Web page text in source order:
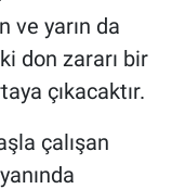
ve yarın da
don zararı bir
çıkacaktır.
çalışan